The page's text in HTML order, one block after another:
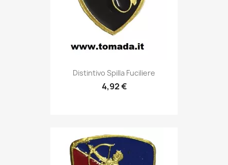
Anteprima
Distintivo Spilla Fuciliere
4,92 €